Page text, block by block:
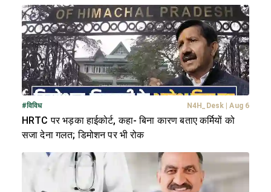
#विविध N4H_Desk Aug 6
HRTC पर भड़का हाईकोर्ट, कहा- बिना कारण बताए कर्मियों को
सजा देना गलत; डिमोशन पर भी रोक